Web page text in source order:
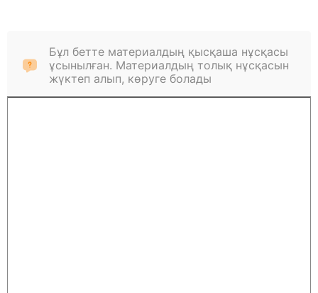
Бұл бетте материалдың қысқаша нұсқасы
ұсынылған. Материалдың толық нұсқасын
жүктеп алып, көруге болады